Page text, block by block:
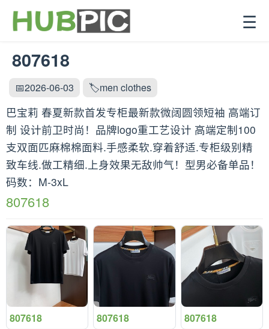
☰
807618
📅2026-06-03 🏷️men clothes
巴宝莉 春夏新款首发专柜最新款微阔圆领短袖 高端订
制 设计前卫时尚！品牌logo重工艺设计 高端定制100
支双面匹麻棉棉面料.手感柔软.穿着舒适.专柜级别精
致车线.做工精细.上身效果无敌帅气！型男必备单品！
码数：M-3xL
807618
807618 807618 807618